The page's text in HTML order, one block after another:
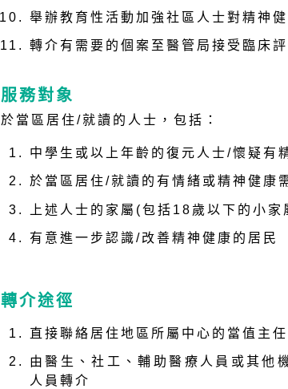
舉辦教育性活動加強社區人士對精神
轉介有需要的個案至醫管局接受臨床
服務對象
於當區居住/就讀的人士，包括：
中學生或以上年齡的復元人士/懷疑有
於當區居住/就讀的有情緒或精神健康
上述人士的家屬(包括18歲以下的小家
有意進一步認識/改善精神健康的居民
轉介途徑
直接聯絡居住地區所屬中心的當值主任
由醫生、社工、輔助醫療人員或其他
人員轉介